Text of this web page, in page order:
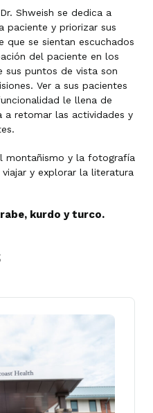
Shweish se dedica a
paciente y priorizar sus
que se sientan escuchados
del paciente en los
sus puntos de vista son
Ver a sus pacientes
le llena de
a retomar las actividades y
montañismo y la fotografía
y explorar la literatura
kurdo y turco.